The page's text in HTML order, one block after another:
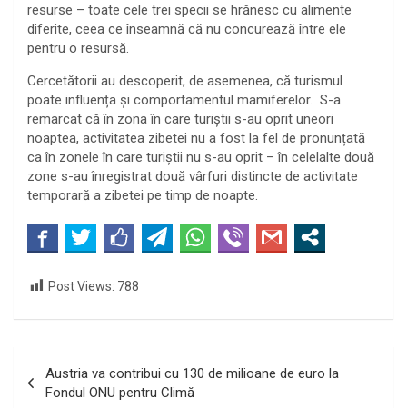
resurse – toate cele trei specii se hrănesc cu alimente
diferite, ceea ce înseamnă că nu concurează între ele
pentru o resursă.
Cercetătorii au descoperit, de asemenea, că turismul
poate influența și comportamentul mamiferelor. S-a
remarcat că în zona în care turiștii s-au oprit uneori
noaptea, activitatea zibetei nu a fost la fel de pronunțată
ca în zonele în care turiștii nu s-au oprit – în celelalte două
zone s-au înregistrat două vârfuri distincte de activitate
temporară a zibetei pe timp de noapte.
Post Views: 788
în
Austria va contribui cu 130 de milioane de euro la
Fondul ONU pentru Climă